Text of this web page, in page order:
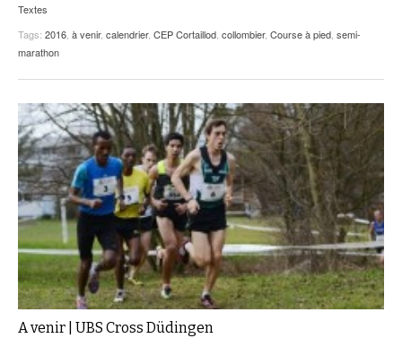
Textes
Tags: 2016 à venir, calendrier, CEP Cortaillod collombier, Course à pied semi-
marathon
A venir | UBS Cross Düdingen